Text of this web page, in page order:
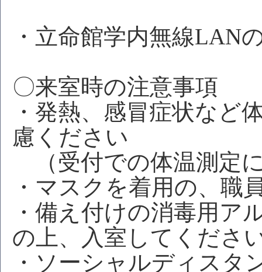
・立命館学内無線LAN
〇来室時の注意事項
・発熱、感冒症状など
慮ください
（受付での体温測定
・マスクを着用の、職
・備え付けの消毒用ア
の上、入室してくださ
・ソーシャルディスタ